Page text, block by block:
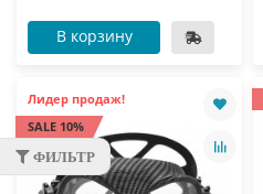
ФИЛЬТР
В корзину
Лидер продаж!
SALE 10%